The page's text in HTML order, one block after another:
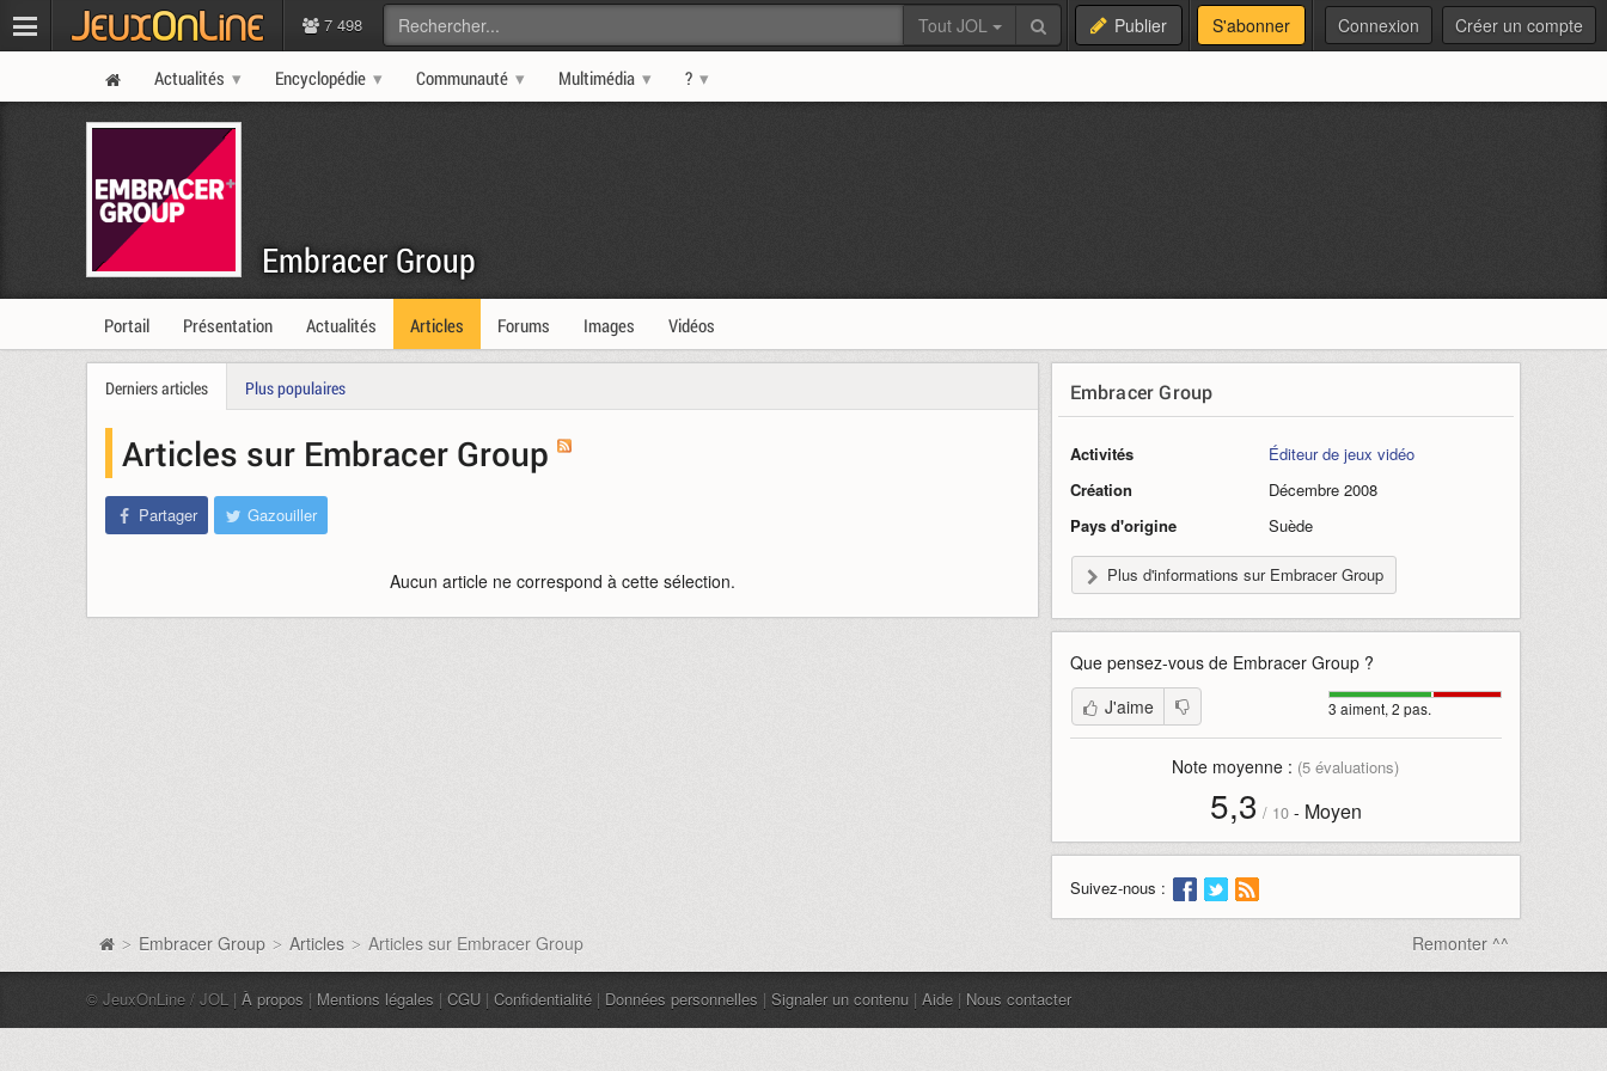
7 498 Tout JOL Publier S'abonner Connexion Créer un compte
Actualités Encyclopédie Communauté Multimédia ?
Embracer Group
Portail Présentation Actualités Articles Forums Images Vidéos
Derniers articles Plus populaires
Articles sur Embracer Group
Partager Gazouiller
Aucun article ne correspond à cette sélection.
Embracer Group
Activités
Éditeur de jeux vidéo
Création
Décembre 2008
Pays d'origine
Suède
Plus d'informations sur Embracer Group
Que pensez-vous de Embracer Group?
3 aiment, 2 pas.
J'aime
Note moyenne : (5 évaluations)
5,3 / 10- Moyen
Suivez-nous :
Remonter ^^
> Embracer Group > Articles > Articles sur Embracer Group
© JeuxOnLine / JOL | À propos | Mentions légales | CGU | Confidentialité | Données personnelles | Signaler un contenu | Aide | Nous contacter